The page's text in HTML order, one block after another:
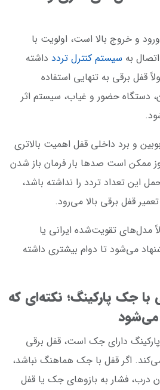
و خروج بالا است، اولویت با
به سیستم کنترل تردد داشته
قفل برقی به تنهایی استفاده
دستگاه حضور و غیاب، سیستم اثر
و برد داخلی قفل اهمیت بالاتری
ممکن است صدها بار فرمان باز شدن
این تعداد تردد را نداشته باشد،
قفل برقی بالا می‌رود.
مدل‌های تقویت‌شده ایرانی یا
می‌شود تا دوام بیشتری داشته
جک پارکینگ؛ نکته‌ای که
می‌شود
دارای جک است، قفل برقی
اگر قفل با جک هماهنگ نباشد،
درب، فشار به بازوهای جک یا قفل